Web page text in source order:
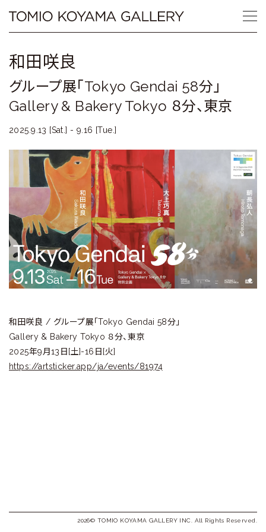
content
Tomio
Gallery
小
登
美
夫
ギ
ャ
ラ
ー
和田咲良
グループ展「Tokyo Gendai 58分」
Gallery & Bakery Tokyo ８分、東京
2025.9.13 [Sat.] - 9.16 [Tue.]
和田咲良 / グループ展「Tokyo Gendai 58分」
Gallery & Bakery Tokyo ８分、東京
2025年9月13日[土]-16日[火]
https://artsticker.app/ja/events/81974
2026© TOMIO KOYAMA GALLERY INC. All Rights Reserved.